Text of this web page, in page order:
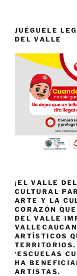
JUÉGUELE
DEL VALLE
¡EL VALLE
CULTURAL
ARTE Y LA
CORAZÓN
DEL VALLE
ARTÍSTICOS
‘ESCUELAS
HA
ARTISTAS.